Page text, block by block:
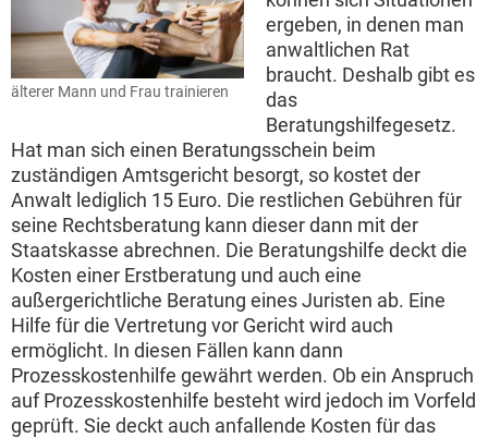
älterer Mann und Frau trainieren
ergeben, in denen man
anwaltlichen Rat
braucht. Deshalb gibt es
das
Beratungshilfegesetz.
Hat man sich einen Beratungsschein beim
zuständigen Amtsgericht besorgt, so kostet der
Anwalt lediglich 15 Euro. Die restlichen Gebühren für
seine Rechtsberatung kann dieser dann mit der
Staatskasse abrechnen. Die Beratungshilfe deckt die
Kosten einer Erstberatung und auch eine
außergerichtliche Beratung eines Juristen ab. Eine
Hilfe für die Vertretung vor Gericht wird auch
ermöglicht. In diesen Fällen kann dann
Prozesskostenhilfe gewährt werden. Ob ein Anspruch
auf Prozesskostenhilfe besteht wird jedoch im Vorfeld
geprüft. Sie deckt auch anfallende Kosten für das